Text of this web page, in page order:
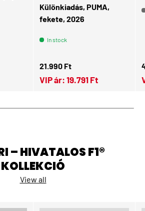
Különkiadás, PUMA,
fekete, 2026
In stock
Regular price
21.990 Ft
VIP ár: 19.791 Ft
– HIVATALOS F1®
KOLLEKCIÓ
View all